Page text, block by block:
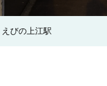
えびの上江駅